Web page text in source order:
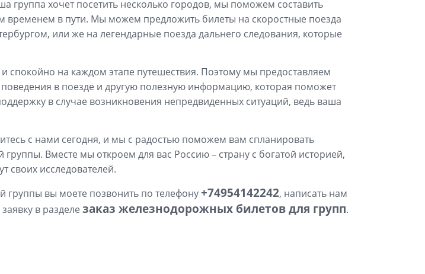
группа хочет посетить несколько городов, мы поможем составить
в пути. Мы можем предложить билеты на скоростные поезда
или же на легендарные поезда дальнего следования, которые
спокойно на каждом этапе путешествия. Поэтому мы предоставляем
в поезде и другую полезную информацию, которая поможет
в случае возникновения непредвиденных ситуаций, ведь ваша
с нами сегодня, и мы с радостью поможем вам спланировать
Вместе мы откроем для вас Россию – страну с богатой историей,
своих исследователей.
группы вы моете позвонить по телефону+74954142242, написать нам
в разделе заказ железнодорожных билетов для групп.